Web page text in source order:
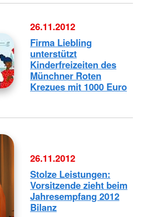
26.11.2012
Firma Liebling
unterstützt
Kinderfreizeiten des
Münchner Roten
Krezues mit 1000 Euro
26.11.2012
Stolze Leistungen:
Vorsitzende zieht beim
Jahresempfang 2012
Bilanz